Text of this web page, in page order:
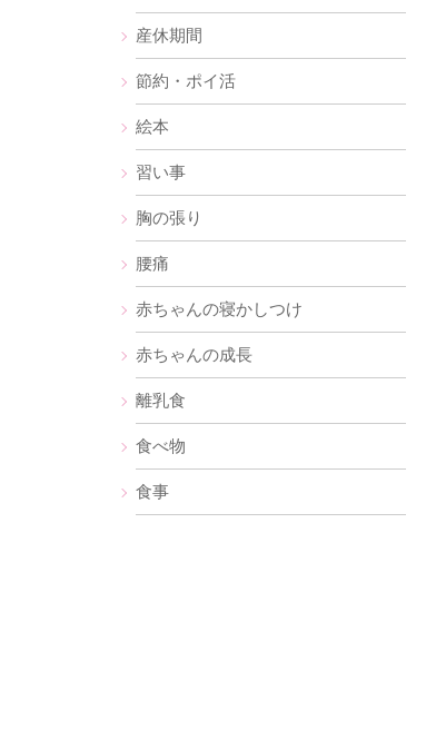
産休期間
節約・ポイ活
絵本
習い事
胸の張り
腰痛
赤ちゃんの寝かしつけ
赤ちゃんの成長
離乳食
食べ物
食事